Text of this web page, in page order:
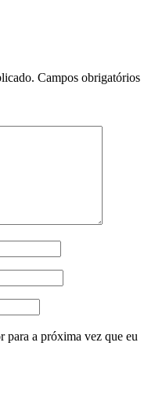
Campos obrigatórios
para a próxima vez que eu